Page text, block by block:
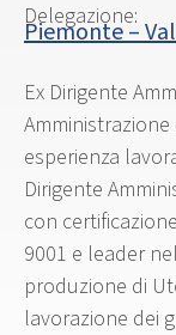
Delegazione:
Piemonte –
Ex Dirigente
esperienza
Dirigente
con
9001 e leader
produzione di
lavorazione dei